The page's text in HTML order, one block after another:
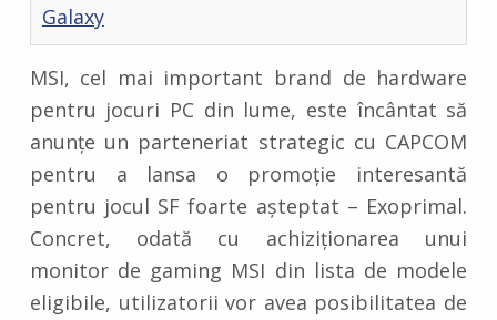
Galaxy
MSI, cel mai important brand de hardware
pentru jocuri PC din lume, este încântat să
anunțe un parteneriat strategic cu CAPCOM
pentru a lansa o promoție interesantă
pentru jocul SF foarte așteptat – Exoprimal.
Concret, odată cu achiziționarea unui
monitor de gaming MSI din lista de modele
eligibile, utilizatorii vor avea posibilitatea de